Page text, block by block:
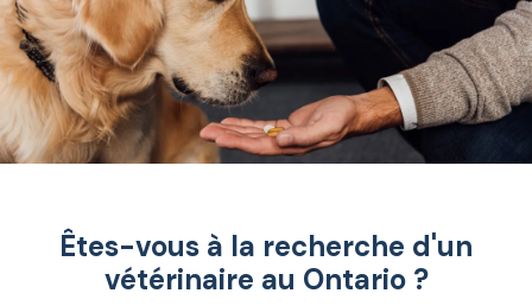
Êtes-vous à la recherche d'un
vétérinaire au Ontario ?